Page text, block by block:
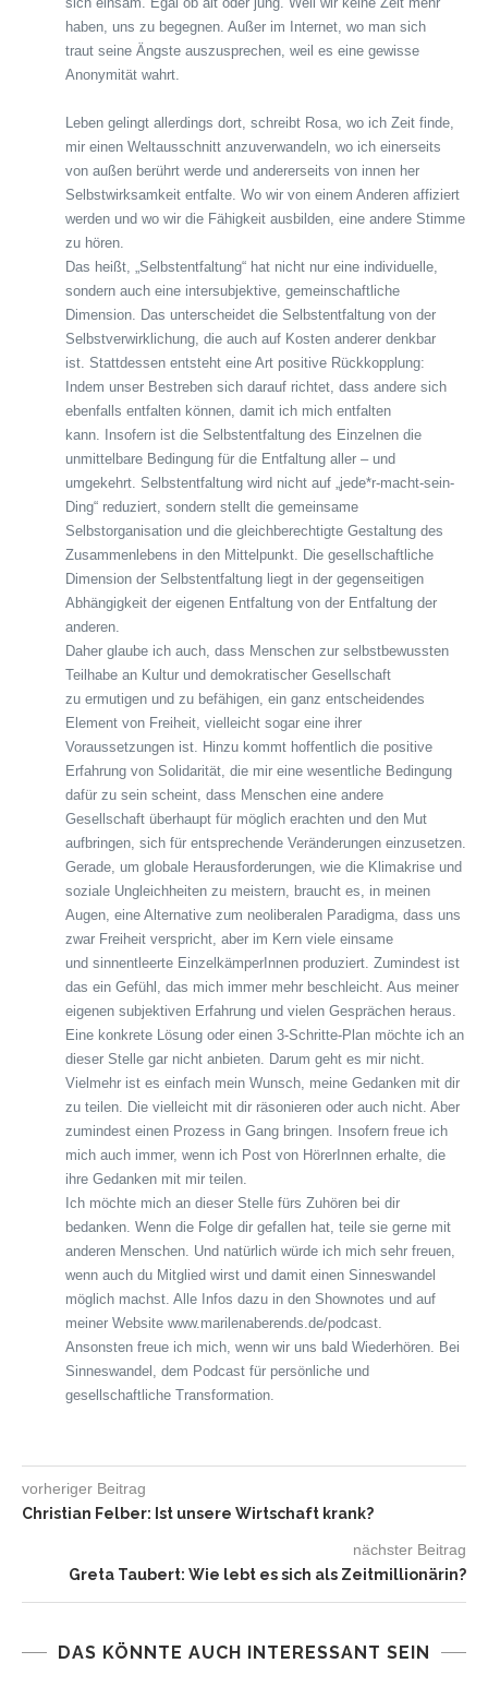
haben, uns zu begegnen. Außer im Internet, wo man sich
traut seine Ängste auszusprechen, weil es eine gewisse
Anonymität wahrt.
Leben gelingt allerdings dort, schreibt Rosa, wo ich Zeit finde,
mir einen Weltausschnitt anzuverwandeln, wo ich einerseits
von außen berührt werde und andererseits von innen her
Selbstwirksamkeit entfalte. Wo wir von einem Anderen affiziert
werden und wo wir die Fähigkeit ausbilden, eine andere Stimme
zu hören.
Das heißt, „Selbstentfaltung“ hat nicht nur eine individuelle,
sondern auch eine intersubjektive, gemeinschaftliche
Dimension. Das unterscheidet die Selbstentfaltung von der
Selbstverwirklichung, die auch auf Kosten anderer denkbar
ist. Stattdessen entsteht eine Art positive Rückkopplung:
Indem unser Bestreben sich darauf richtet, dass andere sich
ebenfalls entfalten können, damit ich mich entfalten
kann. Insofern ist die Selbstentfaltung des Einzelnen die
unmittelbare Bedingung für die Entfaltung aller – und
umgekehrt. Selbstentfaltung wird nicht auf „jede*r-macht-sein-
Ding“ reduziert, sondern stellt die gemeinsame
Selbstorganisation und die gleichberechtigte Gestaltung des
Zusammenlebens in den Mittelpunkt. Die gesellschaftliche
Dimension der Selbstentfaltung liegt in der gegenseitigen
Abhängigkeit der eigenen Entfaltung von der Entfaltung der
anderen.
Daher glaube ich auch, dass Menschen zur selbstbewussten
Teilhabe an Kultur und demokratischer Gesellschaft
zu ermutigen und zu befähigen, ein ganz entscheidendes
Element von Freiheit, vielleicht sogar eine ihrer
Voraussetzungen ist. Hinzu kommt hoffentlich die positive
Erfahrung von Solidarität, die mir eine wesentliche Bedingung
dafür zu sein scheint, dass Menschen eine andere
Gesellschaft überhaupt für möglich erachten und den Mut
aufbringen, sich für entsprechende Veränderungen einzusetzen.
Gerade, um globale Herausforderungen, wie die Klimakrise und
soziale Ungleichheiten zu meistern, braucht es, in meinen
Augen, eine Alternative zum neoliberalen Paradigma, dass uns
zwar Freiheit verspricht, aber im Kern viele einsame
und sinnentleerte EinzelkämperInnen produziert. Zumindest ist
das ein Gefühl, das mich immer mehr beschleicht. Aus meiner
eigenen subjektiven Erfahrung und vielen Gesprächen heraus.
Eine konkrete Lösung oder einen 3-Schritte-Plan möchte ich an
dieser Stelle gar nicht anbieten. Darum geht es mir nicht.
Vielmehr ist es einfach mein Wunsch, meine Gedanken mit dir
zu teilen. Die vielleicht mit dir räsonieren oder auch nicht. Aber
zumindest einen Prozess in Gang bringen. Insofern freue ich
mich auch immer, wenn ich Post von HörerInnen erhalte, die
ihre Gedanken mit mir teilen.
Ich möchte mich an dieser Stelle fürs Zuhören bei dir
bedanken. Wenn die Folge dir gefallen hat, teile sie gerne mit
anderen Menschen. Und natürlich würde ich mich sehr freuen,
wenn auch du Mitglied wirst und damit einen Sinneswandel
möglich machst. Alle Infos dazu in den Shownotes und auf
meiner Website www.marilenaberends.de/podcast.
Ansonsten freue ich mich, wenn wir uns bald Wiederhören. Bei
Sinneswandel, dem Podcast für persönliche und
gesellschaftliche Transformation.
vorheriger Beitrag
Christian Felber: Ist unsere Wirtschaft krank?
nächster Beitrag
Greta Taubert: Wie lebt es sich als Zeitmillionärin?
DAS KÖNNTE AUCH INTERESSANT SEIN